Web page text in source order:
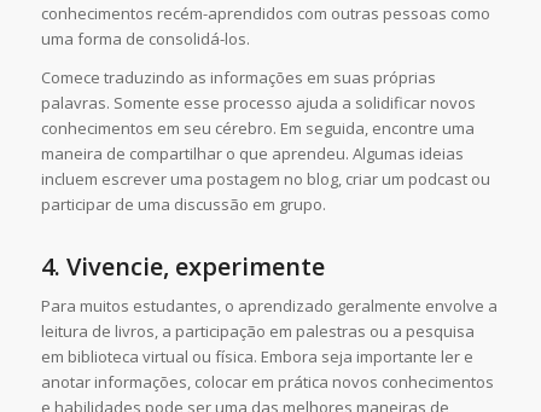
conhecimentos recém-aprendidos com outras pessoas como
uma forma de consolidá-los.
Comece traduzindo as informações em suas próprias
palavras. Somente esse processo ajuda a solidificar novos
conhecimentos em seu cérebro. Em seguida, encontre uma
maneira de compartilhar o que aprendeu. Algumas ideias
incluem escrever uma postagem no blog, criar um podcast ou
participar de uma discussão em grupo.
4. Vivencie, experimente
Para muitos estudantes, o aprendizado geralmente envolve a
leitura de livros, a participação em palestras ou a pesquisa
em biblioteca virtual ou física. Embora seja importante ler e
anotar informações, colocar em prática novos conhecimentos
e habilidades pode ser uma das melhores maneiras de